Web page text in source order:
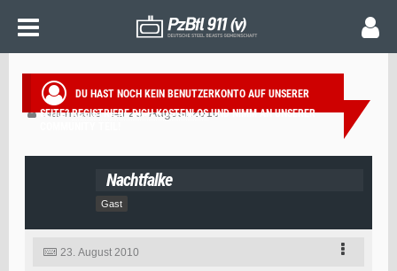
DU HAST NOCH KEIN BENUTZERKONTO AUF UNSERER
SEITE?REGISTRIERE DICH KOSTENLOSUND NIMM AN UNSERER
FORUMPROBLEM
Nachtfalke 23. August 2010
Nachtfalke
Gast
23. August 2010